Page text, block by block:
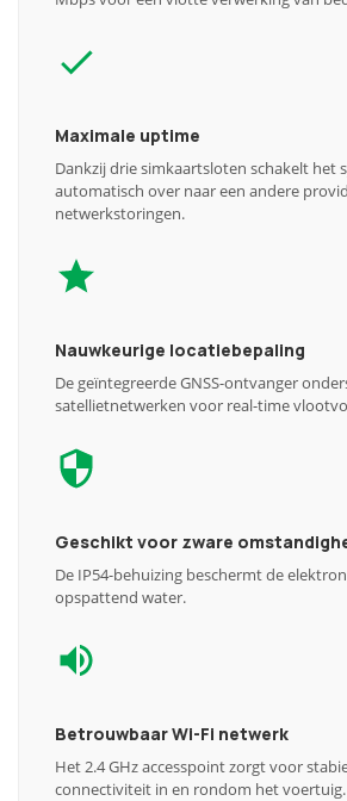
Maximale uptime
Dankzij drie simkaartsloten schakelt het
automatisch over naar een andere
netwerkstoringen.
Nauwkeurige locatiebepaling
De geïntegreerde GNSS-ontvanger
satellietnetwerken voor real-time
Geschikt voor zware
De IP54-behuizing beschermt de
opspattend water.
Betrouwbaar Wi-Fi netwerk
Het 2.4 GHz accesspoint zorgt voor
connectiviteit in en rondom het voertuig.